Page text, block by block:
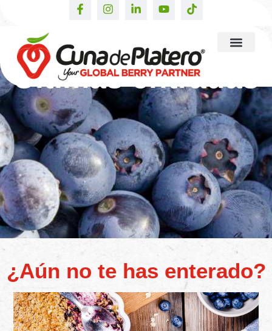
Últimas entradas
¿Aún no te has enterado?